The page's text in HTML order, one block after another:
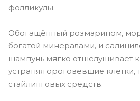
фолликулы.
Обогащённый розмарином,
богатой минералами, и
шампунь мягко отшелушивает
устраняя ороговевшие клетки,
стайлинговых средств.